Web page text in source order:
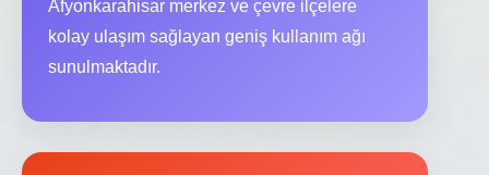
Afyonkarahisar merkez ve çevre ilçelere
kolay ulaşım sağlayan geniş kullanım ağı
sunulmaktadır.